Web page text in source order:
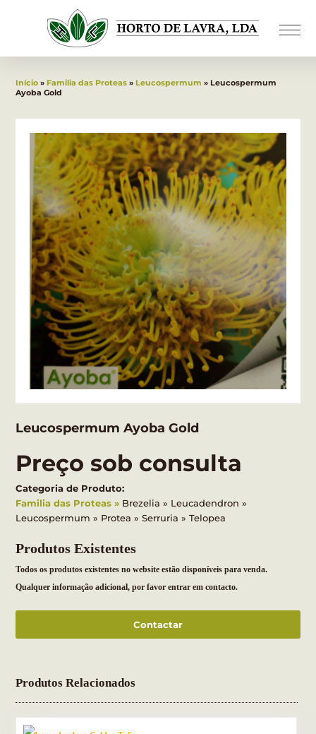
Início » Familia das Proteas » Leucospermum » Leucospermum
Ayoba Gold
Leucospermum Ayoba Gold
Preço sob consulta
Categoria de Produto:
Familia das Proteas
Brezelia
Leucadendron
Leucospermum
Protea Serruria Telopea
Produtos Existentes
Todos os produtos existentes no website estão disponíveis para venda.
Qualquer informação adicional, por favor entrar em contacto.
Contactar
Produtos Relacionados